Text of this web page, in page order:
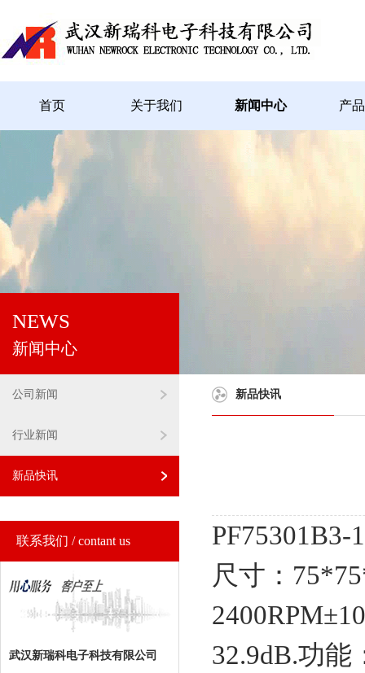
首页 关于我们 新闻中心 产
NEWS
新闻中心
公司新闻
行业新闻
新品快讯
联系我们 / contant us
武汉新瑞科电子科技有限公司
新品快讯
尺寸：
32.9dB.功能